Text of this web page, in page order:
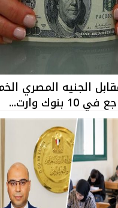
وارت...